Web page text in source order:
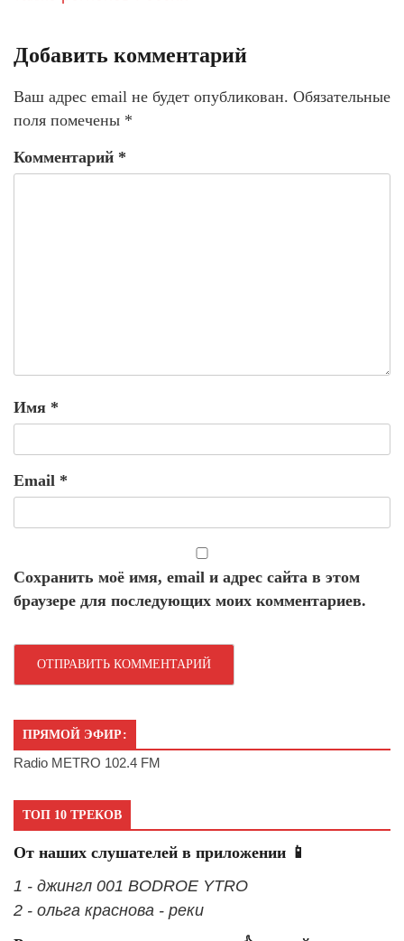
Добавить комментарий
Ваш адрес email не будет опубликован. Обязательные
поля помечены *
Комментарий *
Имя *
Email *
Сохранить моё имя, email и адрес сайта в этом
браузере для последующих моих комментариев.
ПРЯМОЙ ЭФИР:
Radio METRO 102.4 FM
ТОП 10 ТРЕКОВ
От наших слушателей в приложении 📱
1 - джингл 001 BODROE YTRO
2 - ольга краснова - реки